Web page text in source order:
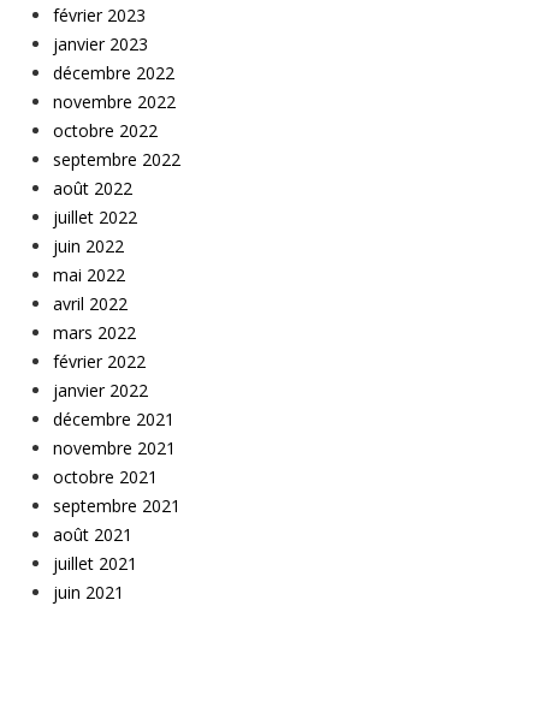
février 2023
janvier 2023
décembre 2022
novembre 2022
octobre 2022
septembre 2022
août 2022
juillet 2022
juin 2022
mai 2022
avril 2022
mars 2022
février 2022
janvier 2022
décembre 2021
novembre 2021
octobre 2021
septembre 2021
août 2021
juillet 2021
juin 2021